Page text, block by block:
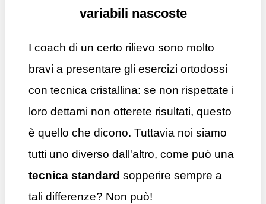
variabili nascoste
I coach di un certo rilievo sono molto
bravi a presentare gli esercizi ortodossi
con tecnica cristallina: se non rispettate i
loro dettami non otterete risultati, questo
è quello che dicono. Tuttavia noi siamo
tutti uno diverso dall'altro, come può una
tecnica standard sopperire sempre a
tali differenze? Non può!